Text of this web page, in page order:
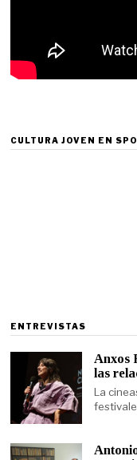
CULTURA JOVEN EN
ENTREVISTAS
Anxos
las
La